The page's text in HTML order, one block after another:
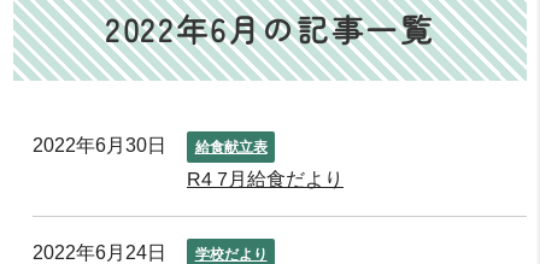
2022年6月の記事一覧
2022年6月30日 給食献立表
R4 7月給食だより
2022年6月24日 学校だより